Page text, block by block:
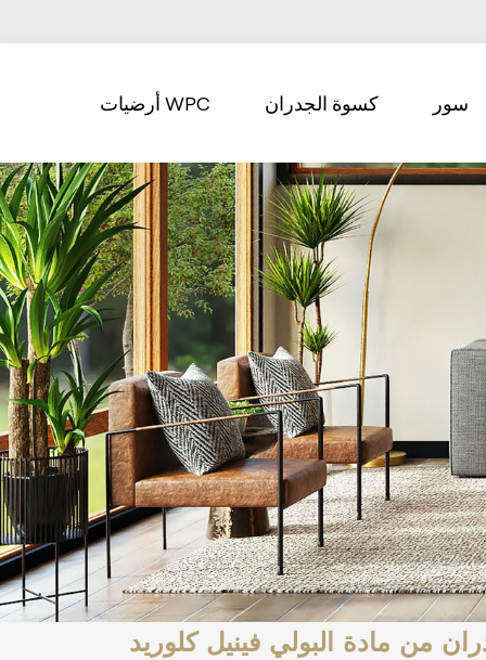
أرضيات WPC كسوة الجدران سور
من مادة البولي فينيل كلوريد